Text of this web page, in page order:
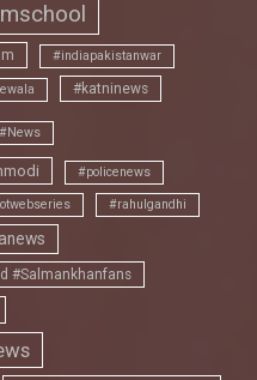
#indiapakistanwar
#katninews
#News
#policenews
#rahulgandhi
#Salmankhanfans